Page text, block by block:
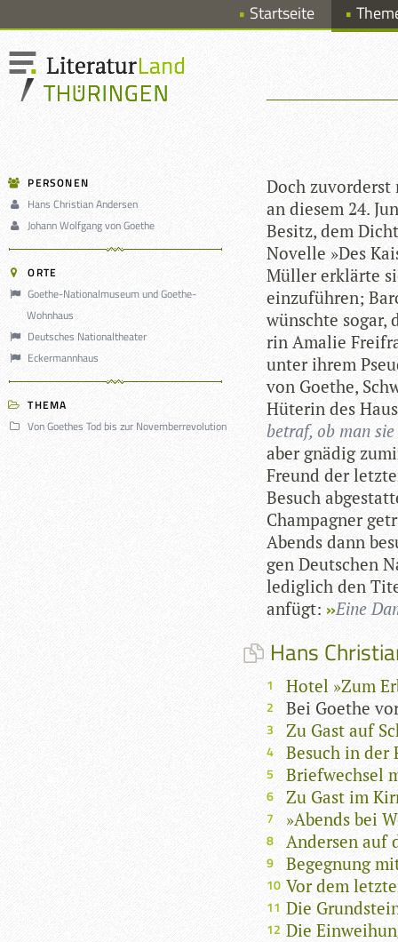
Startseite
PERSONEN
Hans Christian Andersen
Johann Wolfgang von Goethe
ORTE
Goethe-Nationalmuseum und Goethe-
Wohnhaus
Deutsches Nationaltheater
Eckermannhaus
THEMA
Von Goethes Tod bis zur Novemberrevolution
Doch zuvor­derst
an die­sem 24.
Besitz, dem
Novelle »Des
Mül­ler erklärte
ein­zu­füh­ren;
wünschte sogar,
rin Ama­lie
unter ihrem
von Goe­the,
Hüte­rin des
betraf, ob man
aber gnä­dig
Freund der
Besuch
Cham­pa­gner
Abends dann
gen Deut­schen
ledig­lich den
anfügt:
Eine
Hans
Hotel »Zum
Bei Goethe
Zu Gast auf
Besuch in der
Briefwechsel
Zu Gast im
»Abends bei
Andersen auf
Begegnung
Vor dem
Die
Die